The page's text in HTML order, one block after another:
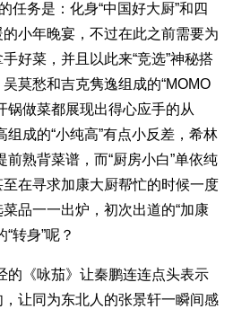
务是：化身“中国好大厨”和四
小年晚宴，不过在此之前需要为
好菜，并且以此来“竞选”神秘搭
莫愁和吉克隽逸组成的“MOMO
锅做菜都展现出得心应手的从
组成的“小纯高”有点小反差，希林
前熟背菜谱，而“厨房小白”单依纯
在寻求加康大厨帮忙的时候一度
品一一出炉，初次出道的“加康
转身”呢？
《咏茄》让秦鹏连连点头表示
让同为东北人的张景轩一瞬间感